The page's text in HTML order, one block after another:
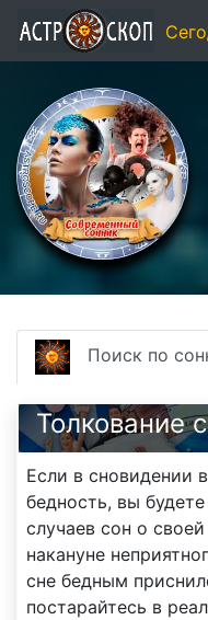
Поиск по
Толкование
Если в сновидении
бедность, вы
случаев сон о
накануне
сне бедным
постарайтесь в